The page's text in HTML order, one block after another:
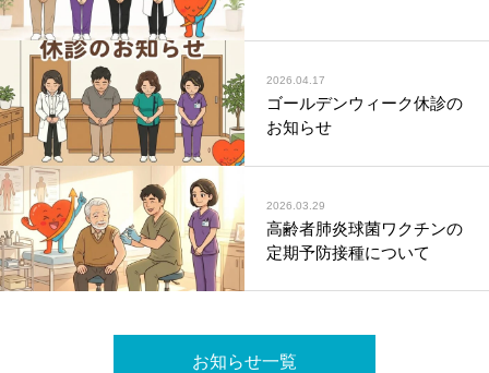
2026.04.17
ゴールデンウィーク休診の
お知らせ
2026.03.29
高齢者肺炎球菌ワクチンの
定期予防接種について
お知らせ一覧